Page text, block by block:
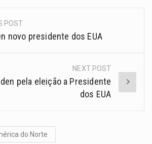
POST
novo presidente dos EUA
NEXT POST
pela eleição a Presidente
dos EUA
do Norte